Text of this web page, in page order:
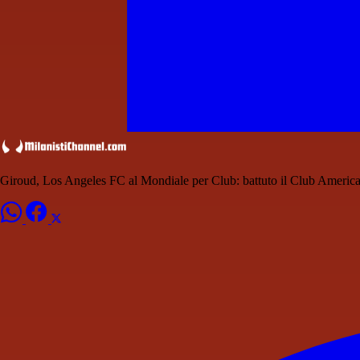
Giroud, Los Angeles FC al Mondiale per Club: battuto il Club America